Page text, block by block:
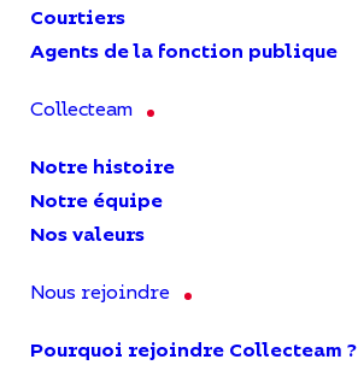
Courtiers
Agents de la fonction publique
Collecteam
Notre histoire
Notre équipe
Nos valeurs
Nous rejoindre
Pourquoi rejoindre Collecteam ?